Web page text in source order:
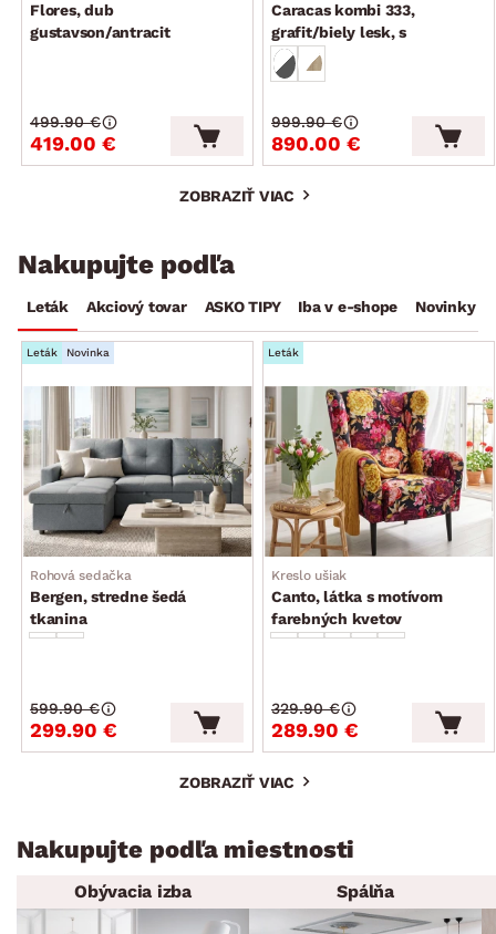
Flores, dub
gustavson/antracit
419.00 €
499.90 €
Caracas kombi 333,
grafit/biely lesk, s
osvetlením
890.00 €
999.90 €
ZOBRAZIŤ VIAC
Nakupujte podľa
Leták Akciový tovar ASKO TIPY Iba v e-shope Novinky
Leták Novinka
Rohová sedačka
Bergen, stredne šedá
tkanina
299.90 €
599.90 €
Leták
Kreslo ušiak
Canto, látka s motívom
farebných kvetov
289.90 €
329.90 €
ZOBRAZIŤ VIAC
Nakupujte podľa miestnosti
Obývacia izba Spálňa